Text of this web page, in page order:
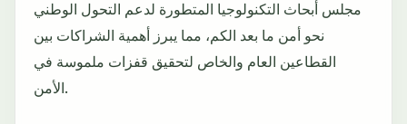
مجلس أبحاث التكنولوجيا المتطورة لدعم التحول الوطني
نحو أمن ما بعد الكم، مما يبرز أهمية الشراكات بين
القطاعين العام والخاص لتحقيق قفزات ملموسة في
الأمن.